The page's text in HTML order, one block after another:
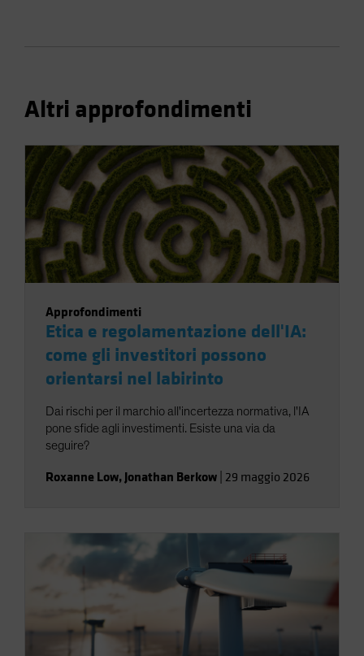
Altri approfondimenti
Approfondimenti
Etica e regolamentazione dell'IA:
come gli investitori possono
orientarsi nel labirinto
Dai rischi per il marchio all'incertezza normativa, l'IA
pone sfide agli investimenti. Esiste una via da
seguire?
Roxanne Low, Jonathan Berkow 29 maggio 2026